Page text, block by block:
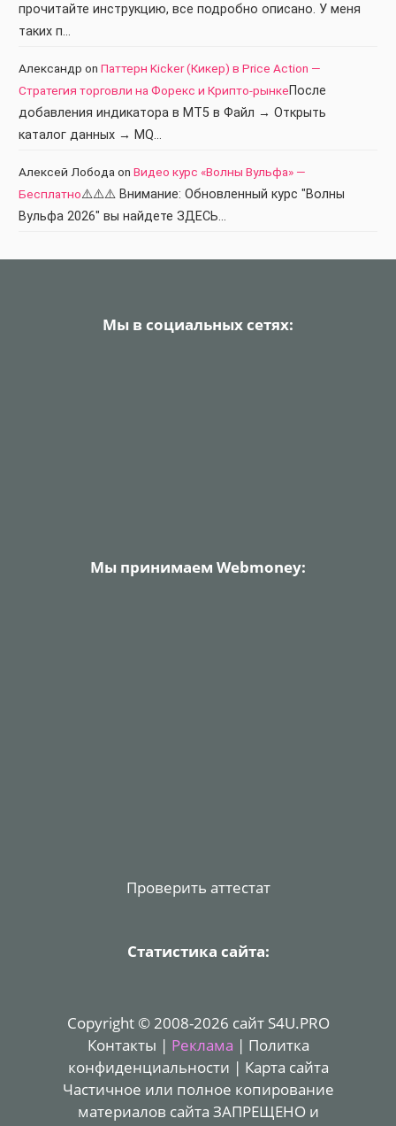
прочитайте инструкцию, все подробно описано. У меня
таких п…
Александр on Паттерн Kicker (Кикер) в Price Action —
Стратегия торговли на Форекс и Крипто-рынкеПосле
добавления индикатора в МТ5 в Файл → Открыть
каталог данных → MQ…
Алексей Лобода on Видео курс «Волны Вульфа» —
Бесплатно⚠️⚠️⚠️ Внимание: Обновленный курс "Волны
Вульфа 2026" вы найдете ЗДЕСЬ…
Мы в социальных сетях:
Мы принимаем Webmoney:
Проверить аттестат
Статистика сайта:
Copyright © 2008-2026 сайт S4U.PRO
Контакты | Реклама | Политка
конфиденциальности | Карта сайта
Частичное или полное копирование
материалов сайта ЗАПРЕЩЕНО и